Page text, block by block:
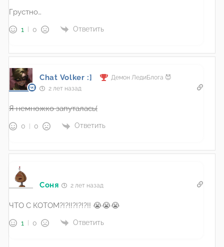
Грустно…
1 0 Ответить
Chat Volker :]
Демон ЛедиБлога 😈
2 лет назад
Я немножко запуталась(
0 0 Ответить
Соня 2 лет назад
ЧТО С КОТОМ?!?!!?!?!?!! 😭😭😭
1 0 Ответить